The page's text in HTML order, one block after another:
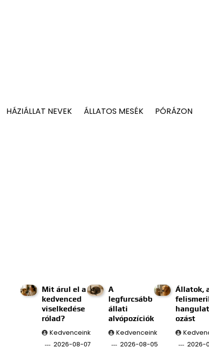
HÁZIÁLLAT NEVEK ÁLLATOS MESÉK PÓRÁZON
Mit árul el a
kedvenced
viselkedése
rólad?
Kedvenceink
2026-08-07
A
legfurcsább
állati
alvópozíciók
Kedvenceink
2026-08-05
Állatok,
ozást
2026-